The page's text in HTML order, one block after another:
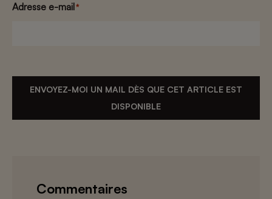
Adresse e-mail*
ENVOYEZ-MOI UN MAIL DÈS QUE CET ARTICLE EST
DISPONIBLE
Commentaires